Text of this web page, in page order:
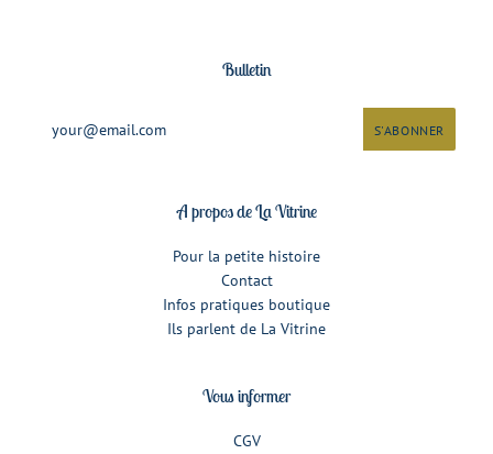
Bulletin
A propos de La Vitrine
Pour la petite histoire
Contact
Infos pratiques boutique
Ils parlent de La Vitrine
Vous informer
CGV